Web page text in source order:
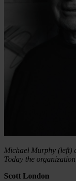
Michael Murphy (left)
Today the
Scott London